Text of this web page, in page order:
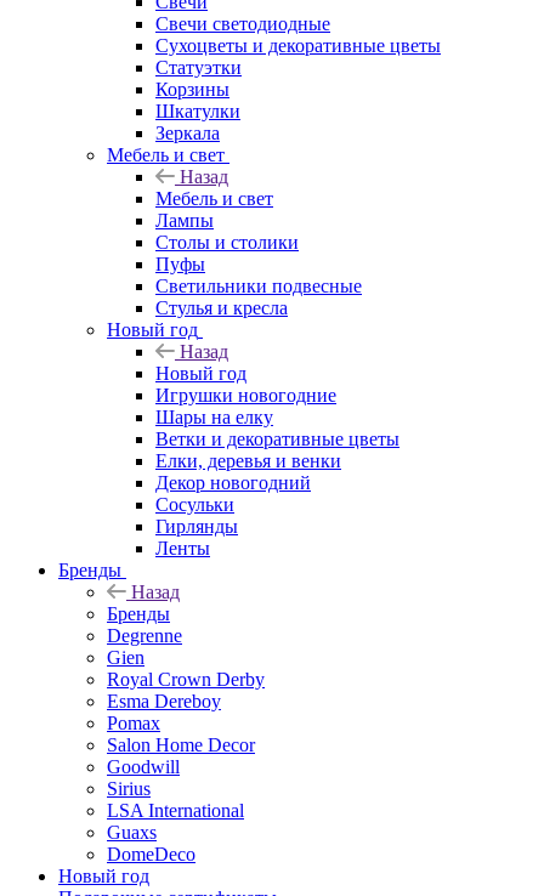
Свечи светодиодные
Сухоцветы и декоративные цветы
Статуэтки
Корзины
Шкатулки
Зеркала
Мебель и свет
Назад
Мебель и свет
Лампы
Столы и столики
Пуфы
Светильники подвесные
Стулья и кресла
Новый год
Назад
Новый год
Игрушки новогодние
Шары на елку
Ветки и декоративные цветы
Елки, деревья и венки
Декор новогодний
Сосульки
Гирлянды
Ленты
Бренды
Назад
Бренды
Degrenne
Gien
Royal Crown Derby
Esma Dereboy
Pomax
Salon Home Decor
Goodwill
Sirius
LSA International
Guaxs
DomeDeco
Новый год